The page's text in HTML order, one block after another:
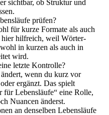
sichtbar, ob Struktur und
prüfen?
für kurze Formate als auch
hilfreich, weil Wörter-
in kurzen als auch in
wird.
letzte Kontrolle?
wenn du kurz vor
ergänzt. Das spielt
für Lebensläufe“ eine Rolle,
Nuancen änderst.
an denselben Lebensläufe